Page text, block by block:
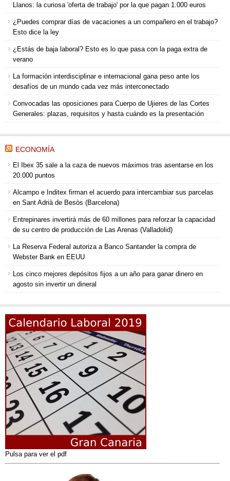
Llanos: la curiosa 'oferta de trabajo' por la que pagan 1.000 euros
¿Puedes comprar días de vacaciones a un compañero en el trabajo?
Esto dice la ley
¿Estás de baja laboral? Esto es lo que pasa con la paga extra de
verano
La formación interdisciplinar e internacional gana peso ante los
desafíos de un mundo cada vez más interconectado
Convocadas las oposiciones para Cuerpo de Ujieres de las Cortes
Generales: plazas, requisitos y hasta cuándo es la presentación
ECONOMÍA
El Ibex 35 sale a la caza de nuevos máximos tras asentarse en los
20.000 puntos
Alcampo e Inditex firman el acuerdo para intercambiar sus parcelas
en Sant Adrià de Besòs (Barcelona)
Entrepinares invertirá más de 60 millones para reforzar la capacidad
de su centro de producción de Las Arenas (Valladolid)
La Reserva Federal autoriza a Banco Santander la compra de
Webster Bank en EEUU
Los cinco mejores depósitos fijos a un año para ganar dinero en
agosto sin invertir un dineral
Pulsa para ver el pdf